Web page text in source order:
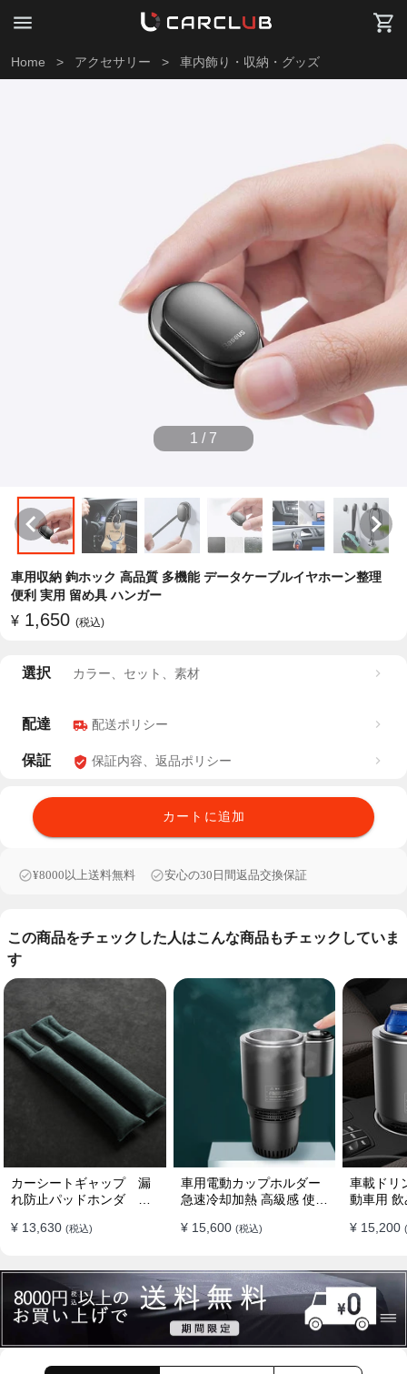
Home > アクセサリー > 車内飾り・収納・グッズ
1 / 7
車用収納 鉤ホック 高品質 多機能 データケーブルイヤホーン整理
便利 実用 留め具 ハンガー
¥ 1,650 (税込)
選択 カラー、セット、素材
配達 配送ポリシー
保証 保証内容、返品ポリシー
カートに追加
¥8000以上送料無料 安心の30日間返品交換保証
この商品をチェックした人はこんな商品もチェックしていま
す
カーシートギャップ 漏
れ防止パッドホンダ シ
ション
¥ 13,630 (税込)
車用電動カップホルダー
急速冷却加熱 高級感 使い
¥ 15,600 (税込)
車載ドリ
動車用 飲
¥ 15,200